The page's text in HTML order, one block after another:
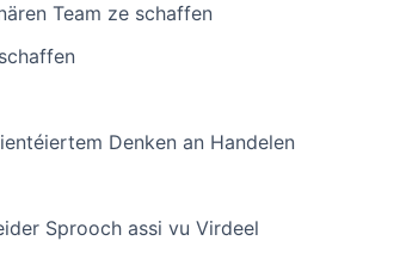
Team ze schaffen
Denken an Handelen
Sprooch assi vu Virdeel